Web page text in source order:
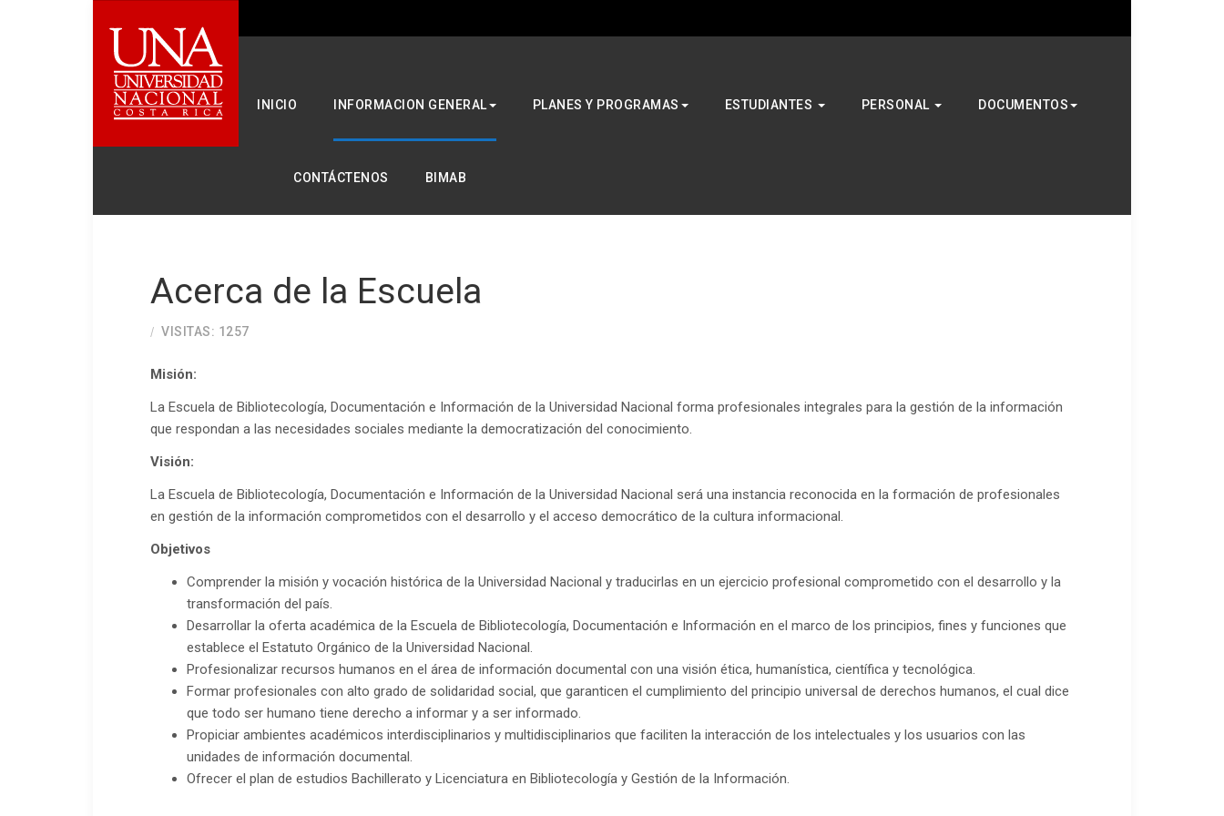
INICIO INFORMACION GENERAL PLANES Y PROGRAMAS ESTUDIANTES PERSONAL DOCUMENTOS
CONTÁCTENOS BIMAB
Acerca de la Escuela
VISITAS: 1257
Misión:
La Escuela de Bibliotecología, Documentación e Información de la Universidad Nacional forma profesionales integrales para la gestión de la información
que respondan a las necesidades sociales mediante la democratización del conocimiento.
Visión:
La Escuela de Bibliotecología, Documentación e Información de la Universidad Nacional será una instancia reconocida en la formación de profesionales
en gestión de la información comprometidos con el desarrollo y el acceso democrático de la cultura informacional.
Objetivos
Comprender la misión y vocación histórica de la Universidad Nacional y traducirlas en un ejercicio profesional comprometido con el desarrollo y la
transformación del país.
Desarrollar la oferta académica de la Escuela de Bibliotecología, Documentación e Información en el marco de los principios, fines y funciones que
establece el Estatuto Orgánico de la Universidad Nacional.
Profesionalizar recursos humanos en el área de información documental con una visión ética, humanística, científica y tecnológica.
Formar profesionales con alto grado de solidaridad social, que garanticen el cumplimiento del principio universal de derechos humanos, el cual dice
que todo ser humano tiene derecho a informar y a ser informado.
Propiciar ambientes académicos interdisciplinarios y multidisciplinarios que faciliten la interacción de los intelectuales y los usuarios con las
unidades de información documental.
Ofrecer el plan de estudios Bachillerato y Licenciatura en Bibliotecología y Gestión de la Información.